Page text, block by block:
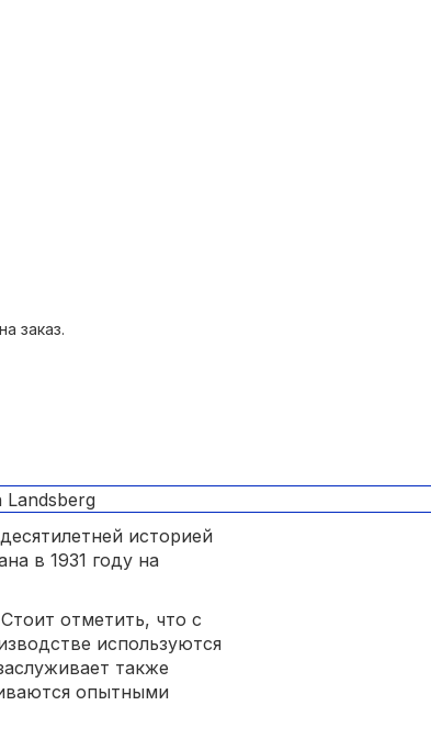
заказ.
историей
в 1931 году на
отметить, что с
используются
также
опытными